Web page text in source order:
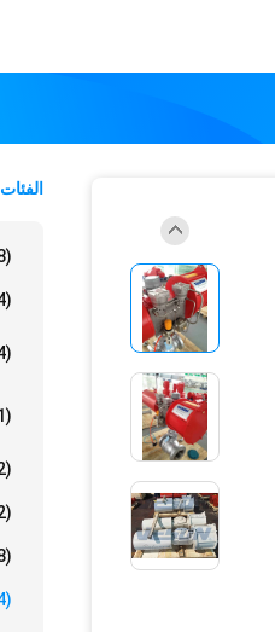
الفئات
(98)
(54)
(34)
(31)
(22)
(12)
(8)
(14)